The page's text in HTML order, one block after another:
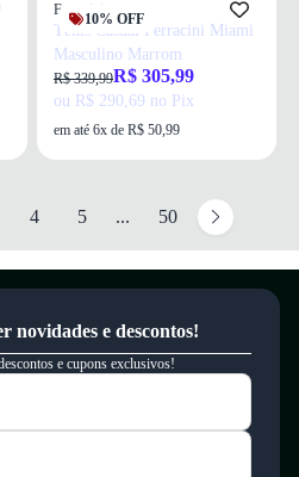
10% OFF
Ferracini
Tênis Casual Ferracini Miami
Masculino Marrom
R$ 339,99R$ 305,99
ou R$ 290,69 no Pix
em até 6x de R$ 50,99
4 5 ... 50
novidades e descontos!
e cupons exclusivos!